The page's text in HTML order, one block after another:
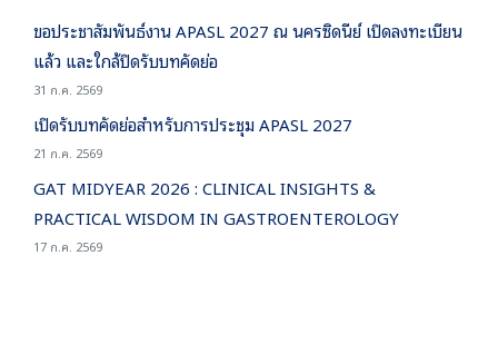
ขอประชาสัมพันธ์งาน APASL 2027 ณ นครซิดนีย์ เปิดลงทะเบียน
แล้ว และใกล้ปิดรับบทคัดย่อ
31 ก.ค. 2569
เปิดรับบทคัดย่อสำหรับการประชุม APASL 2027
21 ก.ค. 2569
GAT MIDYEAR 2026 : CLINICAL INSIGHTS &
PRACTICAL WISDOM IN GASTROENTEROLOGY
17 ก.ค. 2569